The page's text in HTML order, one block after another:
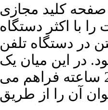
کلید مجازی
با اکثر دستگاه
در دستگاه تلفن
در این میان یک
باطری لیتیوم قدرت کافی را برای تایپ 2 ساعته فراهم می